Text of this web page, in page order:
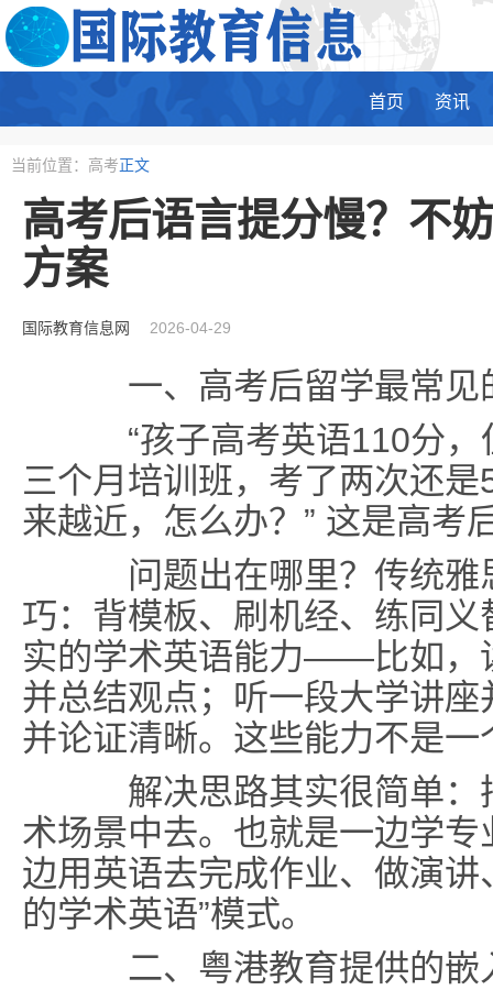
首页 资讯
当前位置：高考正文
高考后语言提分慢？不
方案
国际教育信息网 2026-04-29
一、高考后留学最常
“孩子高考英语110分，
三个月培训班，考了两次还
来越近，怎么办？” 这是高考
问题出在哪里？传统雅
巧：背模板、刷机经、练同
实的学术英语能力——比如，
并总结观点；听一段大学讲
并论证清晰。这些能力不是
解决思路其实很简单：
术场景中去。也就是一边学
边用英语去完成作业、做演
的学术英语”模式。
二、粤港教育提供的